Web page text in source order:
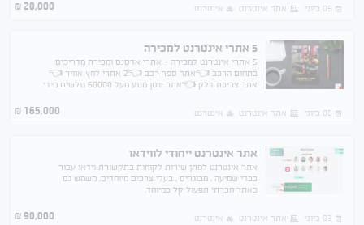
09 ביוני אתר אינטרנט אינטרנט 20,000
₪
5 אתרי אינטרנט למכירה
5 אתרי אינטרנט למכירה - אתרי אדסנס ומכירת מדריכים
בתחום הרכב 👈אתר ספר רכב 👈2 אתרי לחץ אוויר 👈
אתר צריכת דלק 👈אתר שמן מנוע מעל 60000 גולשים מידי
08 ביוני
אתר אינטרנט אינטרנט 165,000
₪
אתר אינטרנט ייחודי לווידאו
אתר אינטרנט למתן שירות לקוחות בתקשורת וידאו עבור
כבדי שמיעה , מבוגרים , בעלי צרכים מיוחדים, משמש גם
כאתר חברתי תפעול קל במיוחד.
03 ביוני אתר אינטרנט אינטרנט 90,000
₪